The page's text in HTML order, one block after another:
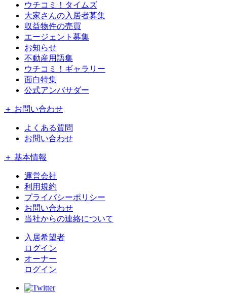
ウチコミ！タイムズ
大家さんの入居者募集
収益物件の売買
エージェント募集
お知らせ
不動産用語集
ウチコミ！ギャラリー
面白特集
公式アンバサダー
＋ お問い合わせ
よくある質問
お問い合わせ
＋ 基本情報
運営会社
利用規約
プライバシーポリシー
お問い合わせ
当社からの連絡について
入居希望者
ログイン
オーナー
ログイン